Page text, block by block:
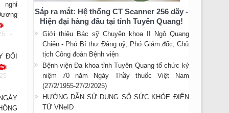
-
ĐỔI
-
Sắp ra mắt: Hệ thống CT Scanner 256 dãy -
Hiện đại hàng đầu tại tỉnh Tuyên Quang!
Giới thiệu Bác sỹ Chuyên khoa II Ngô Quang
Chiến - Phó Bí thư Đảng uỷ, Phó Giám đốc, Chủ
tịch Công đoàn Bệnh viện
Bệnh viện Đa khoa tỉnh Tuyên Quang tổ chức kỷ
niệm 70 năm Ngày Thầy thuốc Việt Nam
(27/2/1955-27/2/2025)
HƯỚNG DẪN SỬ DỤNG SỔ SỨC KHỎE ĐIỆN
TỬ VNeID
Thông báo số: 285/TMBG-BVĐK ngày
07/08/2026 của V/v Thư mời mua Thiết bị máy